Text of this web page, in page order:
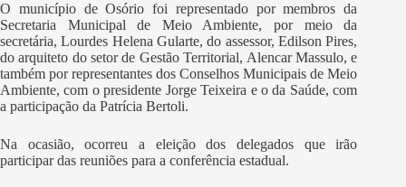
O município de Osório foi representado por membros da
Secretaria Municipal de Meio Ambiente, por meio da
secretária, Lourdes Helena Gularte, do assessor, Edilson Pires,
do arquiteto do setor de Gestão Territorial, Alencar Massulo, e
também por representantes dos Conselhos Municipais de Meio
Ambiente, com o presidente Jorge Teixeira e o da Saúde, com
a participação da Patrícia Bertoli.
Na ocasião, ocorreu a eleição dos delegados que irão
participar das reuniões para a conferência estadual.